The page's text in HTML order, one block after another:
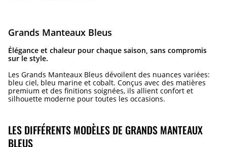
Grands Manteaux Bleus
Élégance et chaleur pour chaque saison, sans compromis
sur le style.
Les Grands Manteaux Bleus dévoilent des nuances variées:
bleu ciel, bleu marine et cobalt. Conçus avec des matières
premium et des finitions soignées, ils allient confort et
silhouette moderne pour toutes les occasions.
LES DIFFÉRENTS MODÈLES DE GRANDS MANTEAUX
BLEUS